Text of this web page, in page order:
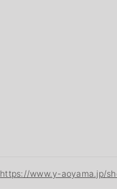
https://www.y-aoyama.jp/